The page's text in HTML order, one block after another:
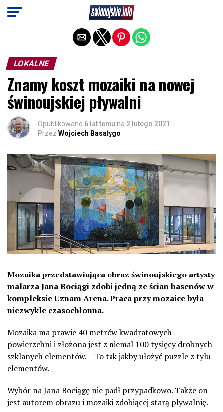
LOKALNE
Znamy koszt mozaiki na nowej
świnoujskiej pływalni
Opublikowano 6 lat temu na 2 lutego 2021
Przez Wojciech Basałygo
Mozaika przedstawiająca obraz świnoujskiego artysty
malarza Jana Bociągi zdobi jedną ze ścian basenów w
kompleksie Uznam Arena. Praca przy mozaice była
niezwykle czasochłonna.
Mozaika ma prawie 40 metrów kwadratowych
powierzchni i złożona jest z niemal 100 tysięcy drobnych
szklanych elementów. – To tak jakby ułożyć puzzle z tylu
elementów.
Wybór na Jana Bociągę nie padł przypadkowo. Także on
jest autorem obrazu i mozaiki zdobiącej starą pływalnię.
Exit mobile version